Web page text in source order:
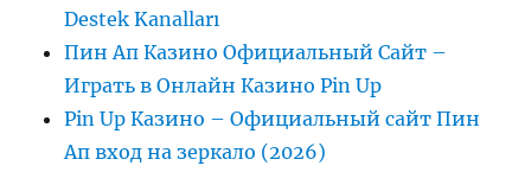
Destek Kanalları
Пин Ап Казино Официальный Сайт –
Играть в Онлайн Казино Pin Up
Pin Up Казино – Официальный сайт Пин
Ап вход на зеркало (2026)